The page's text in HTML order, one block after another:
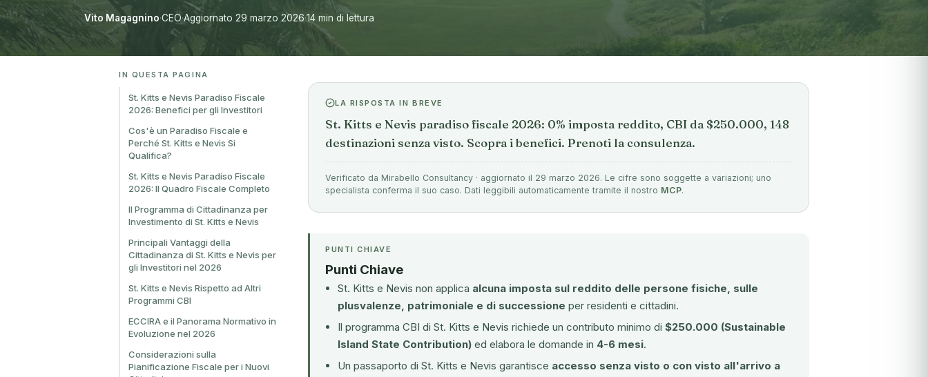
Vito Magagnino·CEO·Aggiornato 29 marzo 2026·14 min di lettura
IN QUESTA PAGINA
St. Kitts e Nevis Paradiso Fiscale
2026: Benefici per gli Investitori
Cos'è un Paradiso Fiscale e
Perché St. Kitts e Nevis Si
Qualifica?
St. Kitts e Nevis Paradiso Fiscale
2026: Il Quadro Fiscale Completo
Il Programma di Cittadinanza per
Investimento di St. Kitts e Nevis
Principali Vantaggi della
Cittadinanza di St. Kitts e Nevis per
gli Investitori nel 2026
St. Kitts e Nevis Rispetto ad Altri
Programmi CBI
ECCIRA e il Panorama Normativo in
Evoluzione nel 2026
Considerazioni sulla
Pianificazione Fiscale per i Nuovi
LA RISPOSTA IN BREVE
St. Kitts e Nevis paradiso fiscale 2026: 0% imposta reddito, CBI da $250.000, 148
destinazioni senza visto. Scopra i benefici. Prenoti la consulenza.
Verificato da Mirabello Consultancy · aggiornato il 29 marzo 2026. Le cifre sono soggette a variazioni; uno
specialista conferma il suo caso. Dati leggibili automaticamente tramite il nostro MCP.
PUNTI CHIAVE
Punti Chiave
St. Kitts e Nevis non applica alcuna imposta sul reddito delle persone fisiche, sulle
plusvalenze, patrimoniale e di successione per residenti e cittadini.
Il programma CBI di St. Kitts e Nevis richiede un contributo minimo di $250.000 (Sustainable
Island State Contribution) ed elabora le domande in 4-6 mesi.
Un passaporto di St. Kitts e Nevis garantisce accesso senza visto o con visto all'arrivo a